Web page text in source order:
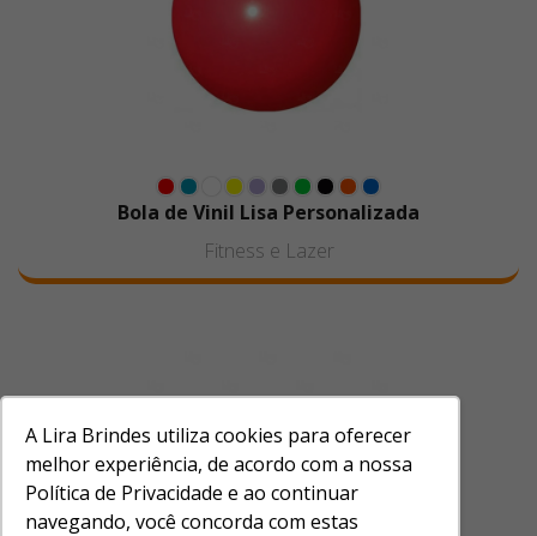
A Lira Brindes utiliza cookies para oferecer
melhor experiência, de acordo com a nossa
Política de Privacidade e ao continuar
navegando, você concorda com estas
Bola de Vinil Lisa Personalizada
Fitness e Lazer